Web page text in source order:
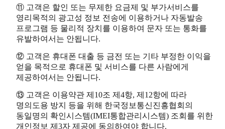
⑪ 고객은 할인 또는 무제한 요금제 및 부가서비스를
영리목적의 광고성 정보 전송에 이용하거나 자동발송
프로그램 등 물리적 장치를 이용하여 문자 또는 통화를
유발하여서는 안됩니다.
⑫ 고객은 휴대폰 대출 등 금전 또는 기타 부정한 이익을
얻을 목적으로 휴대폰 및 서비스를 다른 사람에게
제공하여서는 안됩니다.
⑬ 고객은 이용약관 제10조 제4항, 제12항에 따라
명의도용 방지 등을 위해 한국정보통신진흥협회의
동일명의 확인시스템(IMEI통합관리시스템) 조회를 위한
개인정보 제3자 제공에 동의하여야 합니다.